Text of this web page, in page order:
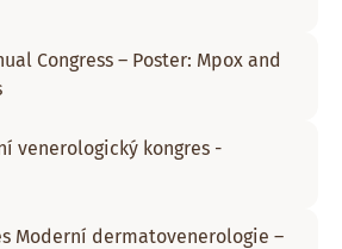
Congress – Poster: Mpox and
venerologický kongres -
Moderní dermatovenerologie –